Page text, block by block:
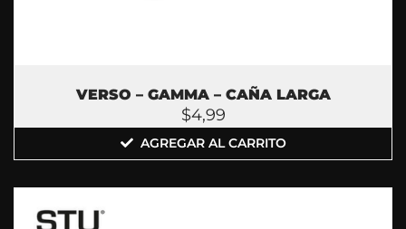
VERSO – GAMMA – CAÑA LARGA
$4,99
AGREGAR AL CARRITO